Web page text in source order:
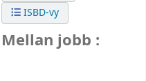
ISBD-vy
Mellan jobb :